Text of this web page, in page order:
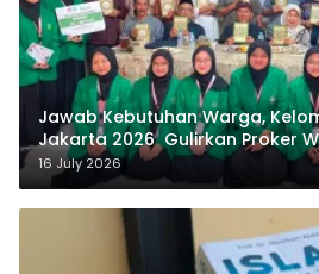
Jawab Kebutuhan Warga,
Jakarta 2026 Gulirkan Proker
Sukamanah
16 July 2026